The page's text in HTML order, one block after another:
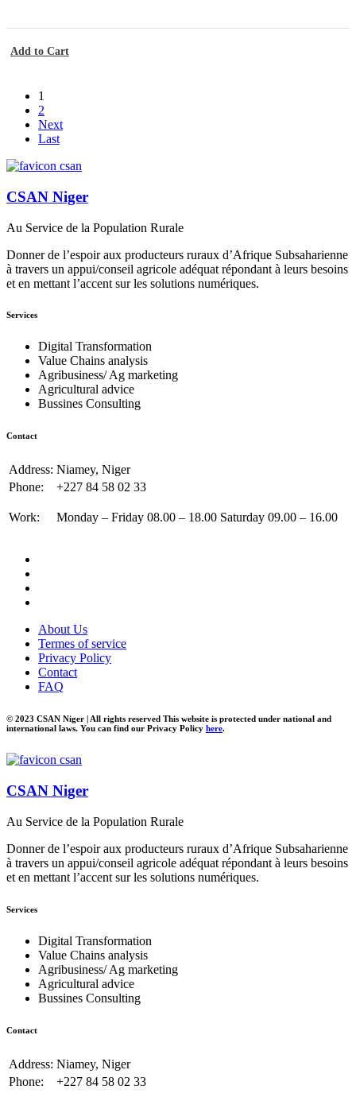
Add to Cart
1
2
Next
Last
CSAN Niger
Au Service de la Population Rurale
Donner de l’espoir aux producteurs ruraux d’Afrique Subsaharienne
à travers un appui/conseil agricole adéquat répondant à leurs besoins
et en mettant l’accent sur les solutions numériques.
Services
Digital Transformation
Value Chains analysis
Agribusiness/ Ag marketing
Agricultural advice
Bussines Consulting
Contact
Address: Niamey, Niger
Phone:
+227 84 58 02 33
Work: Monday – Friday 08.00 – 18.00 Saturday 09.00 – 16.00
About Us
Termes of service
Privacy Policy
Contact
FAQ
© 2023 CSAN Niger | All rights reserved This website is protected under national and
international laws. You can find our Privacy Policy here.
CSAN Niger
Au Service de la Population Rurale
Donner de l’espoir aux producteurs ruraux d’Afrique Subsaharienne
à travers un appui/conseil agricole adéquat répondant à leurs besoins
et en mettant l’accent sur les solutions numériques.
Services
Digital Transformation
Value Chains analysis
Agribusiness/ Ag marketing
Agricultural advice
Bussines Consulting
Contact
Address: Niamey, Niger
Phone:
+227 84 58 02 33